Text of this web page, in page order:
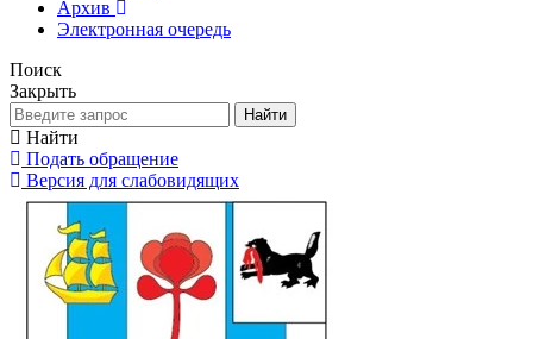
Архив
Электронная очередь
Поиск
Закрыть
Найти
Найти
Подать обращение
Версия для слабовидящих